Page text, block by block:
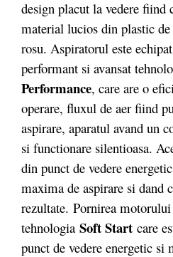
design placut la vedere fiind
material lucios din plastic
rosu. Aspiratorul este
performant si avansat
Performance, care are o
operare, fluxul de aer fiind
aspirare, aparatul avand un
si functionare silentioasa.
din punct de vedere
maxima de aspirare si dand
rezultate. Pornirea motorului
tehnologia Soft Start care
punct de vedere energetic si